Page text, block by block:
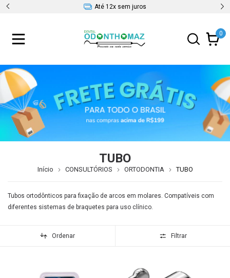
5% OFF Pix
0
TUBO
Início CONSULTÓRIOS ORTODONTIA TUBO
Tubos ortodônticos para fixação de arcos em molares. Compatíveis com
diferentes sistemas de braquetes para uso clínico.
Ordenar Filtrar